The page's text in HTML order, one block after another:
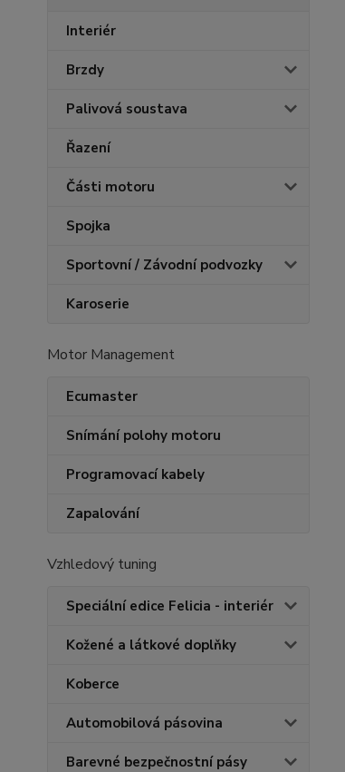
Interiér
Brzdy
Palivová soustava
Řazení
Části motoru
Spojka
Sportovní / Závodní podvozky
Karoserie
Motor Management
Ecumaster
Snímání polohy motoru
Programovací kabely
Zapalování
Vzhledový tuning
Speciální edice Felicia - interiér
Kožené a látkové doplňky
Koberce
Automobilová pásovina
Barevné bezpečnostní pásy